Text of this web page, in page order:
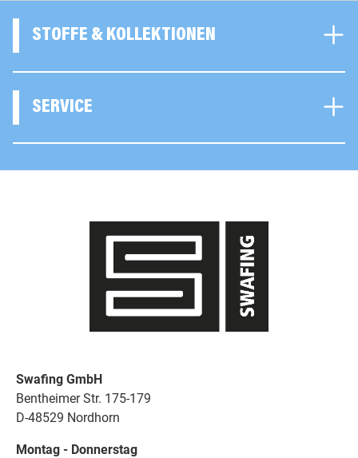
STOFFE & KOLLEKTIONEN
SERVICE
Swafing GmbH
Bentheimer Str. 175-179
D-48529 Nordhorn
Montag - Donnerstag